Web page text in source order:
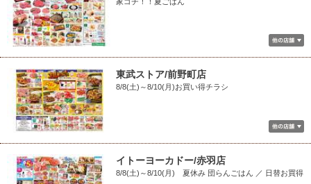
東武ストア/前野町店
8/8(土)～8/10(月)お買い得チラシ
イトーヨーカドー/赤羽店
8/8(土)～8/10(月) 夏休み 団らんごはん ／ 日替お買得